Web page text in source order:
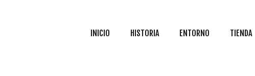
INICIO HISTORIA ENTORNO TIENDA